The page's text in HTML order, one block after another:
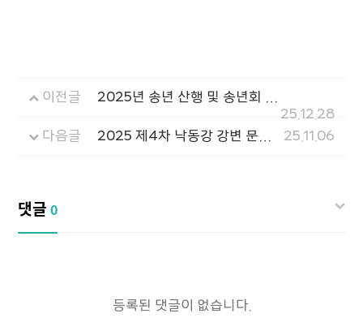
이전글
2025년 송년 산행 및 송년회 앨범
25.12.28
다음글
2025 제4차 낙동강 강변 문화 탐방 앨범 25.11.06
댓글 0
등록된 댓글이 없습니다.